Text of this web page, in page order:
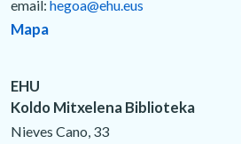
email: hegoa@ehu.eus
Mapa
EHU
Koldo Mitxelena Biblioteka
Nieves Cano, 33